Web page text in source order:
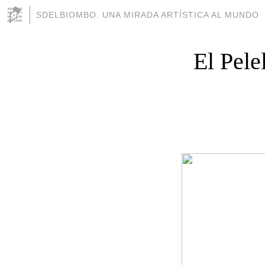
SDELBIOMBO. UNA MIRADA ARTÍSTICA AL MUNDO
El